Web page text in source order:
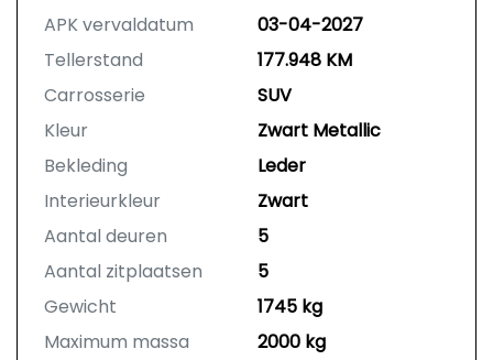
APK vervaldatum
03-04-2027
Tellerstand
177.948 KM
Carrosserie
SUV
Kleur
Zwart Metallic
Bekleding
Leder
Interieurkleur
Zwart
Aantal deuren
5
Aantal zitplaatsen
5
Gewicht
1745 kg
Maximum massa
2000 kg